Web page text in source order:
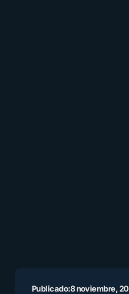
Publicado:8 noviembre,